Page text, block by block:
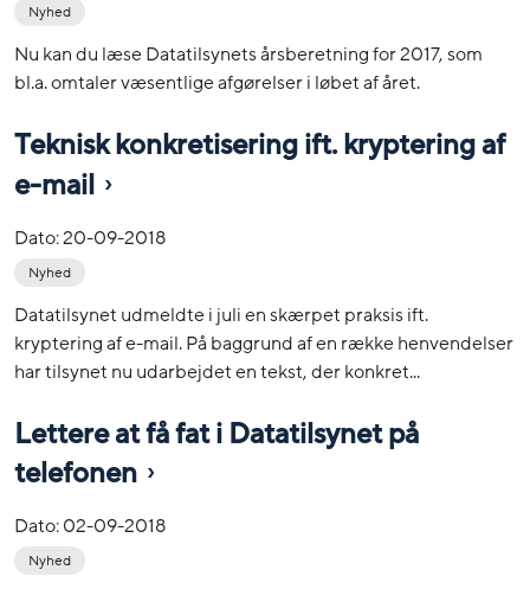
Nyhed
Nu kan du læse Datatilsynets årsberetning for 2017, som
bl.a. omtaler væsentlige afgørelser i løbet af året.
Teknisk konkretisering ift. kryptering af
e-mail
Dato:20-09-2018
Nyhed
Datatilsynet udmeldte i juli en skærpet praksis ift.
kryptering af e-mail. På baggrund af en række henvendelser
har tilsynet nu udarbejdet en tekst, der konkret...
Lettere at få fat i Datatilsynet på
telefonen
Dato:02-09-2018
Nyhed